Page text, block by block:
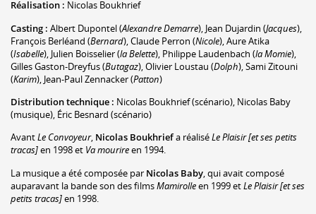
Réalisation : Nicolas Boukhrief
Casting : Albert Dupontel(Alexandre Demarre) Jean Dujardin (Jacques)
François Berléand (Bernard) Claude Perron (Nicole) Aure Atika
(Isabelle) Julien Boisselier(la Belette) Philippe Laudenbach (la Momie)
Gilles Gaston-Dreyfus(Butagaz) Olivier Loustau (Dolph) Sami Zitouni
(Karim) Jean-Paul Zennacker(Patton)
Distribution technique : Nicolas Boukhrief(scénario), Nicolas Baby
(musique), Éric Besnard (scénario)
AvantLe Convoyeur, Nicolas Boukhriefa réaliséLe Plaisir [et ses petits
tracas]en 1998 et Va mourireen 1994.
La musique a été composée par Nicolas Baby, qui avait composé
auparavant la bande son des filmsMamirolleen 1999 etLe Plaisir [et ses
petits tracas]en 1998.